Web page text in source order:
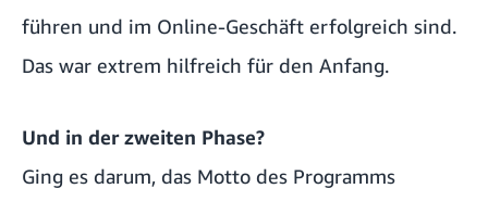
führen und im Online-Geschäft erfolgreich sind.
Das war extrem hilfreich für den Anfang.
Und in der zweiten Phase?
Ging es darum, das Motto des Programms